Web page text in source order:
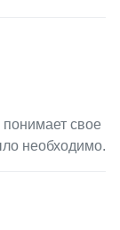
свое
необходимо.